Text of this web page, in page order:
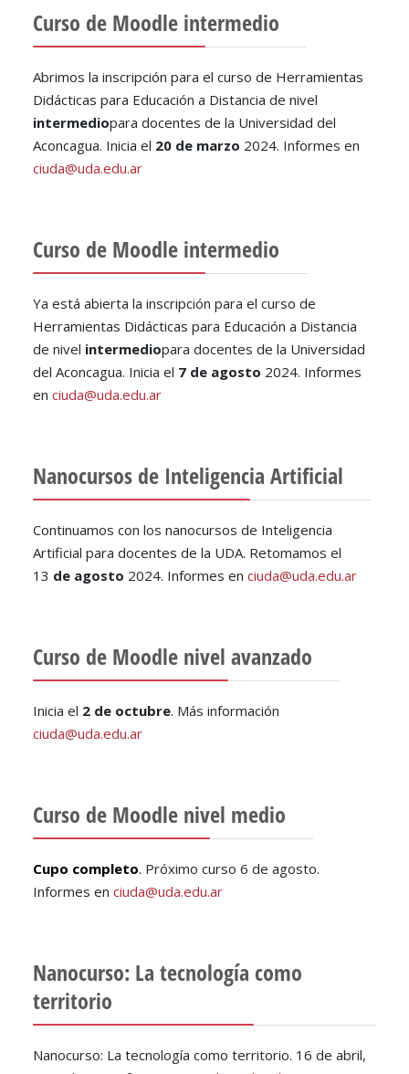
Curso de Moodle intermedio
Abrimos la inscripción para el curso de Herramientas
Didácticas para Educación a Distancia de nivel
intermediopara docentes de la Universidad del
Aconcagua. Inicia el 20 de marzo 2024. Informes en
ciuda@uda.edu.ar
Curso de Moodle intermedio
Ya está abierta la inscripción para el curso de
Herramientas Didácticas para Educación a Distancia
de nivel intermediopara docentes de la Universidad
del Aconcagua. Inicia el 7 de agosto 2024. Informes
en ciuda@uda.edu.ar
Nanocursos de Inteligencia Artificial
Continuamos con los nanocursos de Inteligencia
Artificial para docentes de la UDA. Retomamos el
13 de agosto 2024. Informes en ciuda@uda.edu.ar
Curso de Moodle nivel avanzado
Inicia el 2 de octubre. Más información
ciuda@uda.edu.ar
Curso de Moodle nivel medio
Cupo completo. Próximo curso 6 de agosto.
Informes en ciuda@uda.edu.ar
Nanocurso: La tecnología como
territorio
Nanocurso: La tecnología como territorio. 16 de abril,